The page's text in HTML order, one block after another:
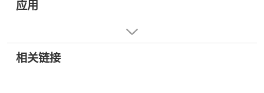
应用
相关链接